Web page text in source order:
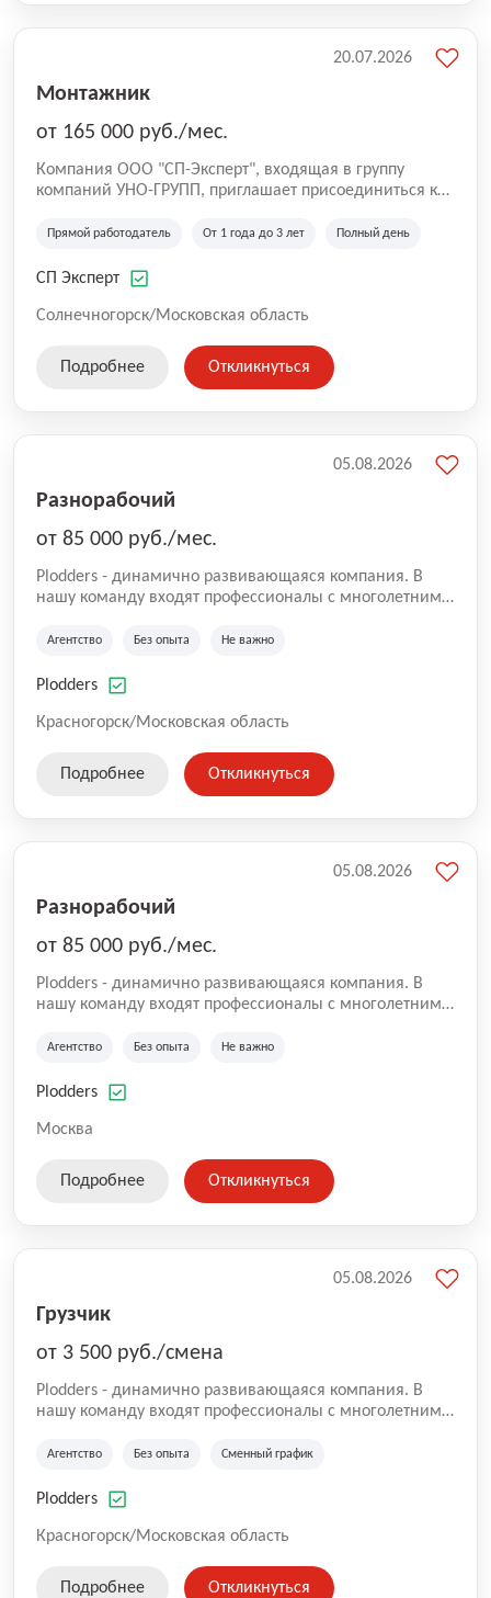
Монтажник
от 165 000 руб./мес.
Компания ООО "СП-Эксперт", входящая в группу
компаний УНО-ГРУПП, приглашает присоединиться к
работаем на рынке с 2005 года и оказываем комплекс
зданий из гибридных модульных блоков свободной
гибридно-модульного строительства.
Прямой работодатель От 1 года до 3 лет Полный день
СП Эксперт
Солнечногорск/Московская область
20.07.2026
Подробнее Откликнуться
Разнорабочий
от 85 000 руб./мес.
Plodders - динамично развивающаяся компания. В
нашу команду входят профессионалы с многолетним
на рынке аутсорсинга, а накопленный опыт позволяют
оказываемых услуг.
Агентство Без опыта Не важно
Plodders
Красногорск/Московская область
05.08.2026
Подробнее Откликнуться
Разнорабочий
от 85 000 руб./мес.
Plodders - динамично развивающаяся компания. В
нашу команду входят профессионалы с многолетним
на рынке аутсорсинга, а накопленный опыт позволяют
оказываемых услуг.
Агентство Без опыта Не важно
Plodders
Москва
05.08.2026
Подробнее Откликнуться
Грузчик
от 3 500 руб./смена
Plodders - динамично развивающаяся компания. В
нашу команду входят профессионалы с многолетним
на рынке аутсорсинга, а накопленный опыт позволяют
оказываемых услуг.
Агентство Без опыта Сменный график
Plodders
Красногорск/Московская область
05.08.2026
Подробнее Откликнуться